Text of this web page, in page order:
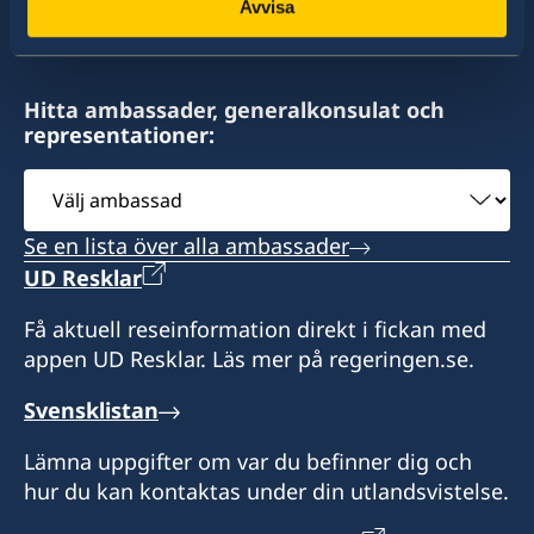
Avvisa
y Solís
11000 Montevideo
Vänligen boka tid via mail innan besök.
Telefontider: måndag, onsdag och fredag kl. 15
- 16
Honorär generalkonsul
Leonardo Couto Núñez
Hitta ambassader, generalkonsulat och
representationer:
Välj
ambassad
Se en lista över alla ambassader
UD Resklar
Få aktuell reseinformation direkt i fickan med
appen UD Resklar. Läs mer på regeringen.se.
Svensklistan
Lämna uppgifter om var du befinner dig och
hur du kan kontaktas under din utlandsvistelse.